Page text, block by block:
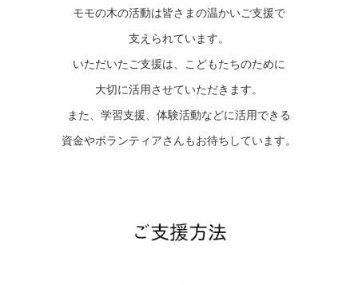
モモの木の活動は皆さまの温かいご支援で
支えられています。
いただいたご支援は、こどもたちのために
大切に活用させていただきます。
また、学習支援、体験活動などに活用できる
資金やボランティアさんもお待ちしています。